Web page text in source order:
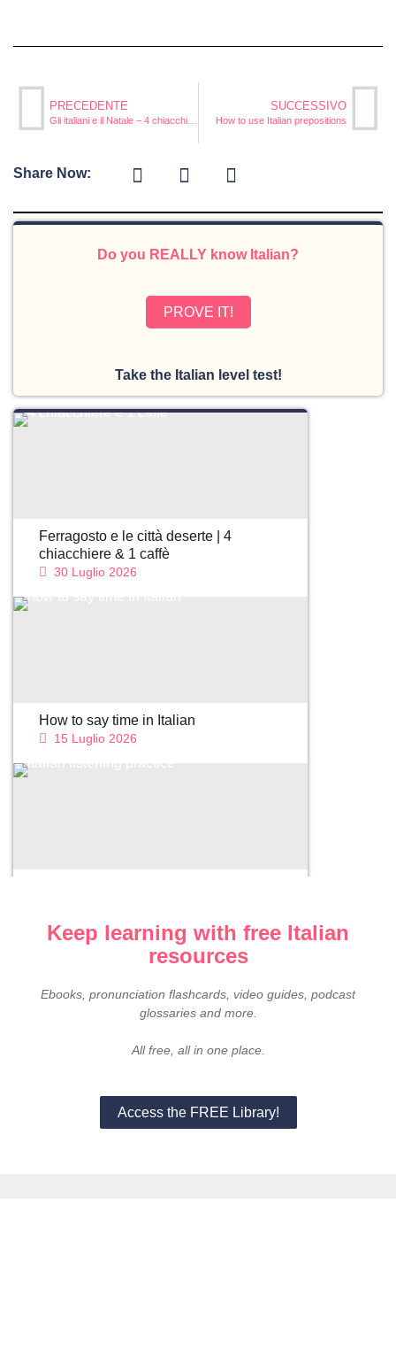
PRECEDENTE SUCCESSIVO
How to use Italian prepositions
Share Now:
Do you REALLY know Italian?
PROVE IT!
Take the Italian level test!
Ferragosto e le città deserte | 4
chiacchiere & 1 caffè
30 Luglio 2026
How to say time in Italian
15 Luglio 2026
6 Luglio 2026
Keep learning with free Italian
resources
Ebooks, pronunciation flashcards, video guides, podcast
glossaries and more.
All free, all in one place.
Access the FREE Library!